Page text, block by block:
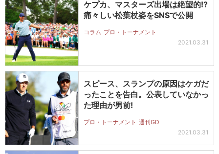
ケプカ、マスターズ出場は絶望的!?
痛々しい松葉杖姿をSNSで公開
コラム プロ・トーナメント
2021.03.31
スピース、スランプの原因はケガだ
ったことを告白。公表していなかっ
た理由が男前!
プロ・トーナメント 週刊GD
2021.03.31